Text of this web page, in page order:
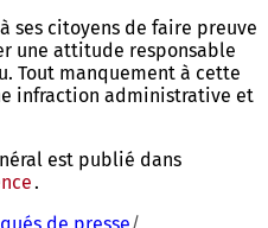
ses citoyens de faire preuve
une attitude responsable
Tout manquement à cette
infraction administrative et
est publié dans
(S'ouvre
.